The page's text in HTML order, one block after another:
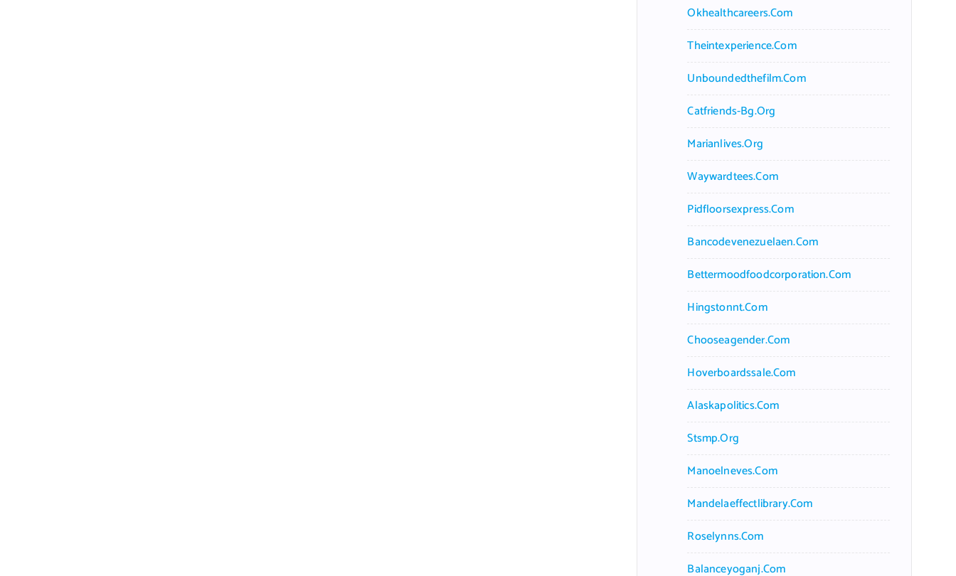
Okhealthcareers.com
Theintexperience.com
Unboundedthefilm.com
Catfriends-Bg.org
Marianlives.org
Waywardtees.com
Pidfloorsexpress.com
Bancodevenezuelaen.com
Bettermoodfoodcorporation.com
Hingstonnt.com
Chooseagender.com
Hoverboardssale.com
Alaskapolitics.com
Stsmp.org
Manoelneves.com
Mandelaeffectlibrary.com
Roselynns.com
Balanceyoganj.com